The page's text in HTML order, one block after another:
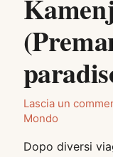
Lascia un
Mondo
Dopo diversi